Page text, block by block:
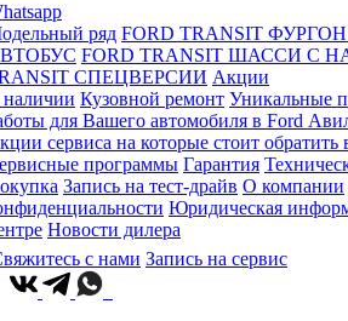
ряд FORD TRANSIT ФУРГОН
FORD TRANSIT ШАССИ С
СПЕЦВЕРСИИ Акции
Кузовной ремонт Уникальные
для Вашего автомобиля в Ford
сервиса на которые стоит обратить
программы Гарантия
Запись на тест-драйв О компании
Юридическая
Новости дилера
с нами Запись на сервис